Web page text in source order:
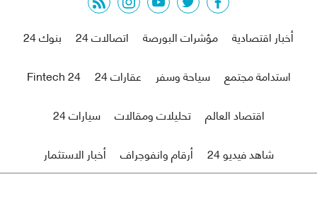
أخبار اقتصادية
مؤشرات البورصة اتصالات 24
بنوك 24
استدامة مجتمع
سياحة وسفر عقارات 24
Fintech 24
اقتصاد العالم
تحليلات ومقالات
سيارات 24
شاهد فيديو 24
أرقام وانفوجراف أخبار الاستثمار